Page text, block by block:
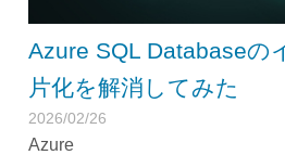
Azure SQL Databaseの
片化を解消してみた
2026/02/26
Azure